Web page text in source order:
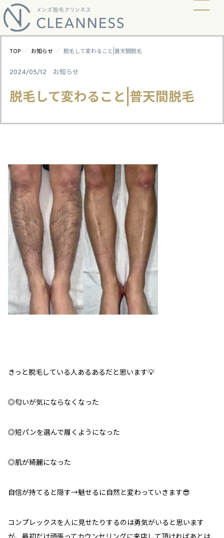
TOP ／ お知らせ ／ 脱毛して変わること|普天間脱毛
2024/05/12 お知らせ
脱毛して変わること|普天間脱毛
きっと脱毛している人あるあるだと思います💡
◎匂いが気にならなくなった
◎短パンを選んで履くようになった
◎肌が綺麗になった
自信が持てると隠す→魅せるに自然と変わっていきます😎
コンプレックスを人に見せたりするのは勇気がいると思います